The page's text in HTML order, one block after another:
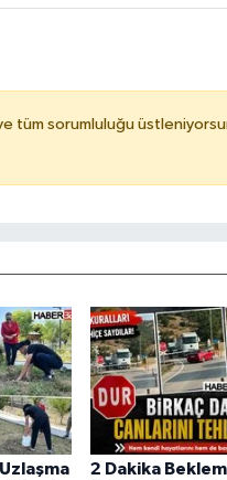
tüm sorumluluğu
2 Dakika